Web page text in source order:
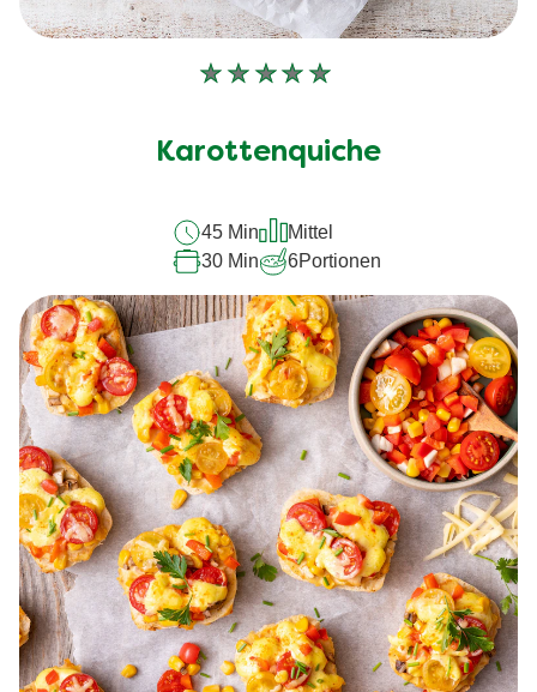
Keine
für
abgegeben
Karottenquiche
45 Min
Mittel
30 Min
6Portionen